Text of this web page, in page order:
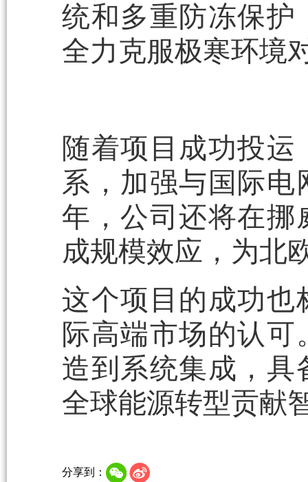
统和多重防冻保护
全力克服极寒环境
随着项目成功投
系，加强与国际
年，公司还将在挪
成规模效应，为北
这个项目的成功也
际高端市场的认
造到系统集成，具
全球能源转型贡献
分享到：